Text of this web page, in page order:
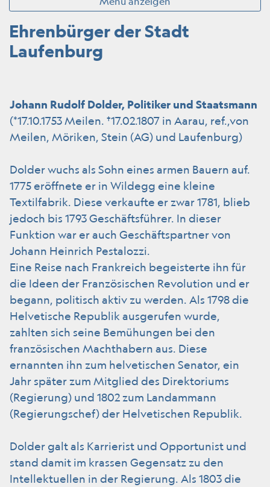
Ehrenbürger der Stadt
Laufenburg
Johann Rudolf Dolder, Politiker und Staatsmann
(*17.10.1753 Meilen. †17.02.1807 in Aarau, ref.,von
Meilen, Möriken, Stein (AG) und Laufenburg)
Dolder wuchs als Sohn eines armen Bauern auf.
1775 eröffnete er in Wildegg eine kleine
Textilfabrik. Diese verkaufte er zwar 1781, blieb
jedoch bis 1793 Geschäftsführer. In dieser
Funktion war er auch Geschäftspartner von
Johann Heinrich Pestalozzi.
Eine Reise nach Frankreich begeisterte ihn für
die Ideen der Französischen Revolution und er
begann, politisch aktiv zu werden. Als 1798 die
Helvetische Republik ausgerufen wurde,
zahlten sich seine Bemühungen bei den
französischen Machthabern aus. Diese
ernannten ihn zum helvetischen Senator, ein
Jahr später zum Mitglied des Direktoriums
(Regierung) und 1802 zum Landammann
(Regierungschef) der Helvetischen Republik.
Dolder galt als Karrierist und Opportunist und
stand damit im krassen Gegensatz zu den
Intellektuellen in der Regierung. Als 1803 die